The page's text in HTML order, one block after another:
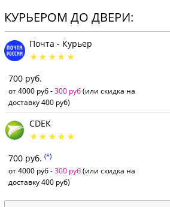
КУРЬЕРОМ ДО ДВЕРИ:
Почта - Курьер
700 руб.
от 4000 руб -300 руб(или скидка на
доставку 400 руб)
CDEK
700 руб. (*)
от 4000 руб -300 руб(или скидка на
доставку 400 руб)